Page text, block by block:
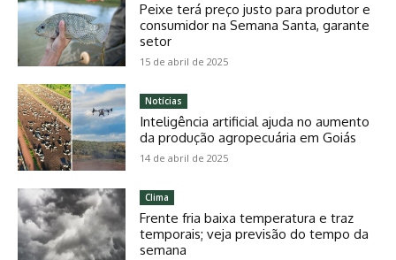
Peixe terá preço justo para produtor e
consumidor na Semana Santa, garante
setor
15 de abril de 2025
Notícias
Inteligência artificial ajuda no aumento
da produção agropecuária em Goiás
14 de abril de 2025
Clima
Frente fria baixa temperatura e traz
temporais; veja previsão do tempo da
semana